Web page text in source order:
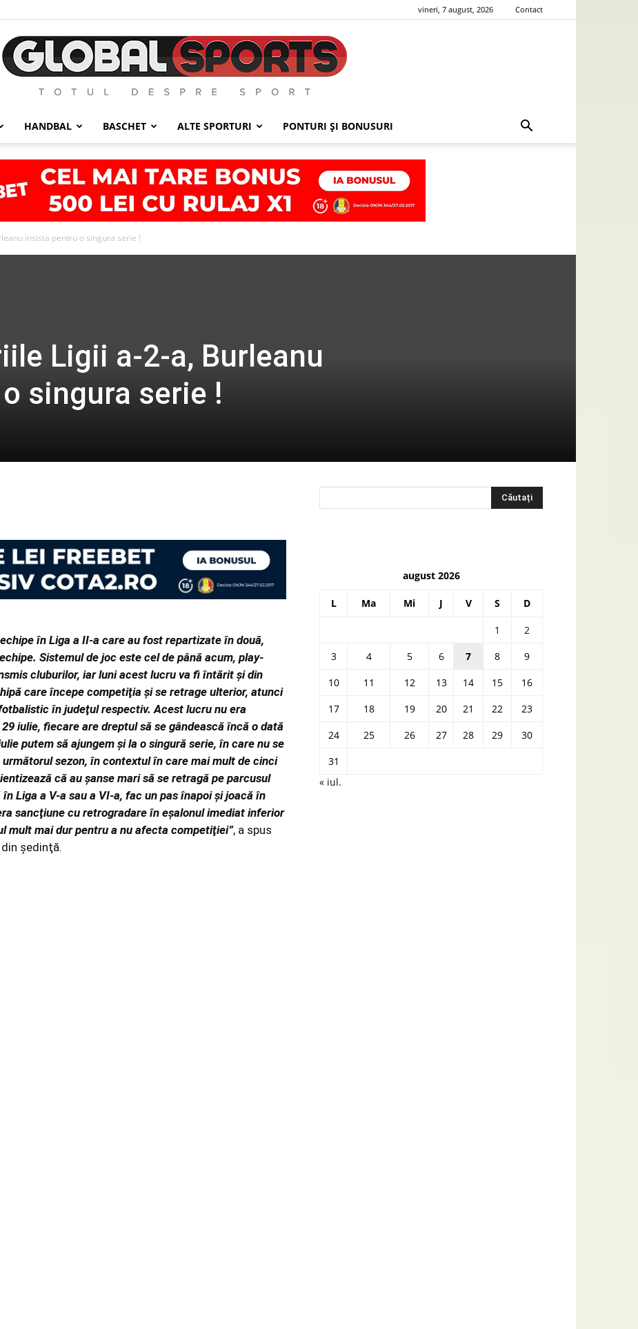
vineri, 7 august, 2026 Contact
HANDBAL BASCHET ALTE SPORTURI PONTURI ȘI BONUSURI
insista pentru o singura serie !
Ligii a-2-a, Burleanu
singura serie !
în Liga a II-a care au fost repartizate în două,
Sistemul de joc este cel de până acum, play-
cluburilor, iar luni acest lucru va fi întărit şi din
care începe competiţia şi se retrage ulterior, atunci
în judeţul respectiv. Acest lucru nu era
iulie, fiecare are dreptul să se gândească încă o dată
putem să ajungem şi la o singură serie, în care nu se
sezon, în contextul în care mai mult de cinci
că au şanse mari să se retragă pe parcusul
Liga a V-a sau a VI-a, fac un pas înapoi şi joacă în
sancţiune cu retrogradare în eşalonul imediat inferior
mult mai dur pentru a nu afecta competiţiei”, a spus
şedinţă.
august 2026
L Ma Mi J V S D
1
2
3
4 5 6 7 8
9
10
11 12 13 14 15
16
17
18 19 20 21 22
23
24
25 26 27 28 29
30
31
« iul.